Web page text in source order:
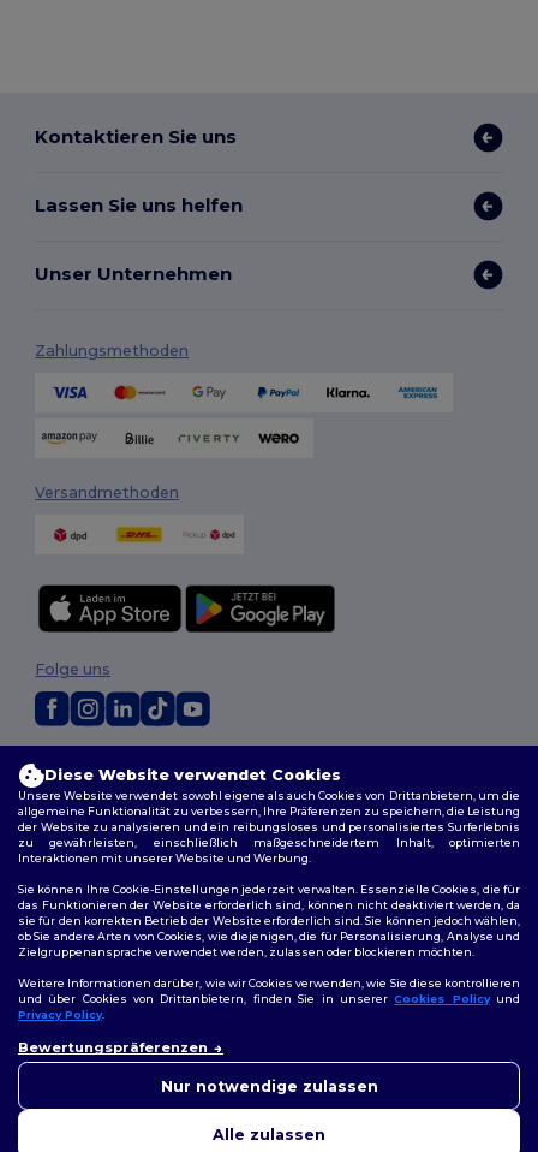
Kontaktieren Sie uns
Lassen Sie uns helfen
Unser Unternehmen
Zahlungsmethoden
Versandmethoden
Allgemeine Geschäftsbedingungen| Personalisierungsrichtlinien
Datenschutzbestimmungen |Cookie-Richtlinie|Site Map
Folge uns
Berlin| Hamburg |München| Köln|Frankfurt
Diese Website verwendet Cookies
Unsere Website verwendet sowohl eigene als auch Cookies von Drittanbietern, um die
allgemeine Funktionalität zu verbessern, Ihre Präferenzen zu speichern, die Leistung
der Website zu analysieren und ein reibungsloses und personalisiertes Surferlebnis
zu gewährleisten, einschließlich maßgeschneidertem Inhalt, optimierten
Interaktionen mit unserer Website und Werbung.
Sie können Ihre Cookie-Einstellungen jederzeit verwalten. Essenzielle Cookies, die für
das Funktionieren der Website erforderlich sind, können nicht deaktiviert werden, da
sie für den korrekten Betrieb der Website erforderlich sind. Sie können jedoch wählen,
ob Sie andere Arten von Cookies, wie diejenigen, die für Personalisierung, Analyse und
Zielgruppenansprache verwendet werden, zulassen oder blockieren möchten.
Weitere Informationen darüber, wie wir Cookies verwenden, wie Sie diese kontrollieren
und über Cookies von Drittanbietern, finden Sie in unsererCookies Policyund
Privacy Policy.
Bewertungspräferenzen
Nur notwendige zulassen
Alle zulassen
uns jederzeit kontaktieren.
Ihnen zu helfen.